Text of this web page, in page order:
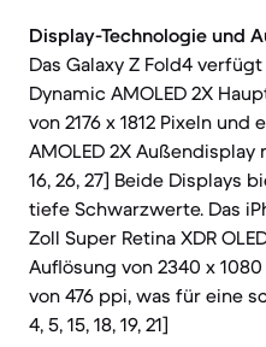
Display-Technologie und
Das Galaxy Z Fold4
Dynamic AMOLED 2X
von 2176 x 1812 Pixeln und
AMOLED 2X Außendisplay
16, 26, 27] Beide Displays
tiefe Schwarzwerte. Das
Zoll Super Retina XDR
Auflösung von 2340 x
von 476 ppi, was für eine
4, 5, 15, 18, 19, 21]